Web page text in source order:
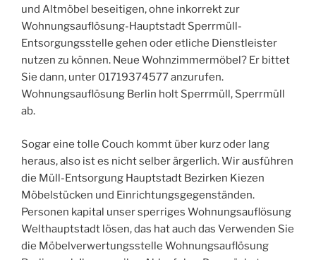
und Altmöbel beseitigen, ohne inkorrekt zur
Wohnungsauflösung-Hauptstadt Sperrmüll-
Entsorgungsstelle gehen oder etliche Dienstleister
nutzen zu können. Neue Wohnzimmermöbel? Er bittet
Sie dann, unter 01719374577 anzurufen.
Wohnungsauflösung Berlin holt Sperrmüll, Sperrmüll
ab.
Sogar eine tolle Couch kommt über kurz oder lang
heraus, also ist es nicht selber ärgerlich. Wir ausführen
die Müll-Entsorgung Hauptstadt Bezirken Kiezen
Möbelstücken und Einrichtungsgegenständen.
Personen kapital unser sperriges Wohnungsauflösung
Welthauptstadt lösen, das hat auch das Verwenden Sie
die Möbelverwertungsstelle Wohnungsauflösung